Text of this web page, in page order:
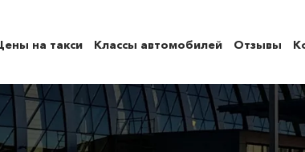
на такси Классы автомобилей Отзывы